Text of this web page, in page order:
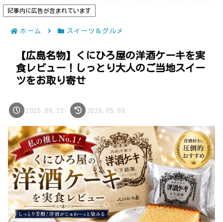
記事内に広告が含まれています
ホーム スイーツ＆グルメ
【広島名物】くにひろ屋の洋酒ケーキを実
食レビュー！しっとり大人のご当地スイー
ツをお取り寄せ
2025.06.23 2026.05.08